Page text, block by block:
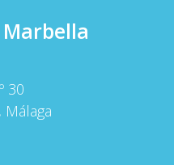
30
Málaga